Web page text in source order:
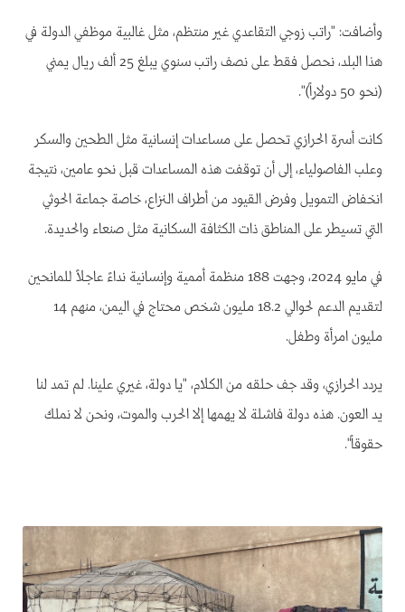
وأضافت: "راتب زوجي التقاعدي غير منتظم، مثل غالبية موظفي الدولة في
هذا البلد، نحصل فقط على نصف راتب سنوي يبلغ 25 ألف ريال يمني
(نحو 50 دولاراً)".
كانت أسرة الحرازي تحصل على مساعدات إنسانية مثل الطحين والسكر
وعلب الفاصولياء، إلى أن توقفت هذه المساعدات قبل نحو عامين، نتيجة
انخفاض التمويل وفرض القيود من أطراف النزاع، خاصة جماعة الحوثي
التي تسيطر على المناطق ذات الكثافة السكانية مثل صنعاء والحديدة.
في مايو 2024، وجهت 188 منظمة أممية وإنسانية نداءً عاجلاً للمانحين
لتقديم الدعم لحوالي 18.2 مليون شخص محتاج في اليمن، منهم 14
مليون امرأة وطفل.
يردد الحرازي، وقد جف حلقه من الكلام، "يا دولة، غيري علينا. لم تمد لنا
يد العون. هذه دولة فاشلة لا يهمها إلا الحرب والموت، ونحن لا نملك
حقوقاً".